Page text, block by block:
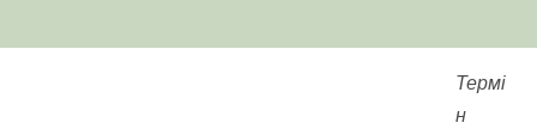
Термі
н